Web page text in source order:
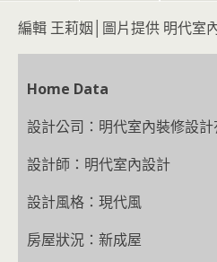
編輯 王莉姻│圖片提供 明代室
Home Data
設計公司：明代室內裝修設
設計師：明代室內設計
設計風格：現代風
房屋狀況：新成屋